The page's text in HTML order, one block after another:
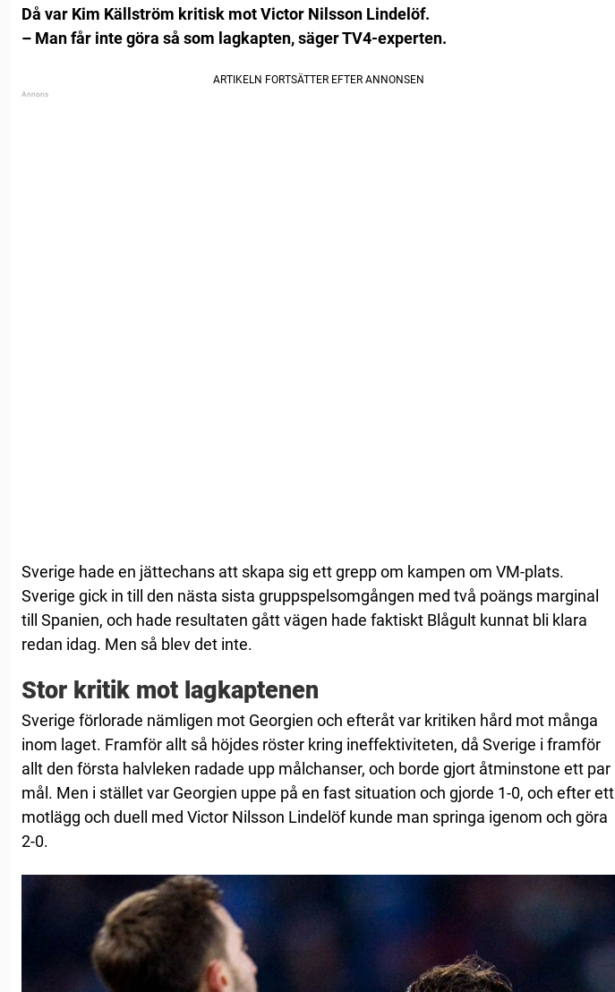
Då var Kim Källström kritisk mot Victor Nilsson Lindelöf.
– Man får inte göra så som lagkapten, säger TV4-experten.
Sverige hade en jättechans att skapa sig ett grepp om kampen om VM-plats.
Sverige gick in till den nästa sista gruppspelsomgången med två poängs marginal
till Spanien, och hade resultaten gått vägen hade faktiskt Blågult kunnat bli klara
redan idag. Men så blev det inte.
Stor kritik mot lagkaptenen
Sverige förlorade nämligen mot Georgien och efteråt var kritiken hård mot många
inom laget. Framför allt så höjdes röster kring ineffektiviteten, då Sverige i framför
allt den första halvleken radade upp målchanser, och borde gjort åtminstone ett par
mål. Men i stället var Georgien uppe på en fast situation och gjorde 1-0, och efter ett
motlägg och duell med Victor Nilsson Lindelöf kunde man springa igenom och göra
2-0.